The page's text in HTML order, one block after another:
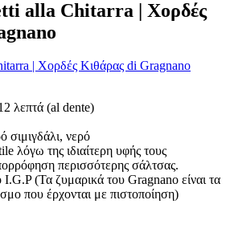
alla Chitarra | Χορδές
| Χορδές Κιθάρας di Gragnano
λεπτά (al dente)
σιμιγδάλι, νερό
λόγω της ιδιαίτερη υφής τους
περισσότερης σάλτσας.
(Τα ζυμαρικά του Gragnano είναι τα
που έρχονται με πιστοποίηση)